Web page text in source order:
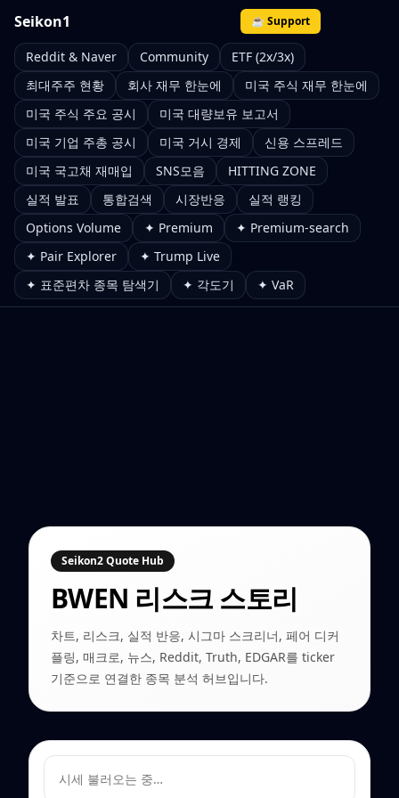
Seikon1 ☕ Support
Reddit & Naver Community
ETF (2x/3x)
최대주주 현황
회사 재무 한눈에
미국 주식 재무 한눈에
미국 주식 주요 공시
미국 대량보유 보고서
미국 기업 주총 공시
미국 거시 경제
신용 스프레드
미국 국고채 재매입
SNS모음
HITTING ZONE
실적 발표
통합검색 시장반응
실적 랭킹
Options Volume
✦ Premium
✦ Premium-search
✦ Pair Explorer
✦ Trump Live
✦ 표준편차 종목 탐색기
✦ 각도기 ✦ VaR
Seikon2 Quote Hub
BWEN 리스크 스토리
차트, 리스크, 실적 반응, 시그마 스크리너, 페어 디커
플링, 매크로, 뉴스, Reddit, Truth, EDGAR를 ticker
기준으로 연결한 종목 분석 허브입니다.
시세 불러오는 중…